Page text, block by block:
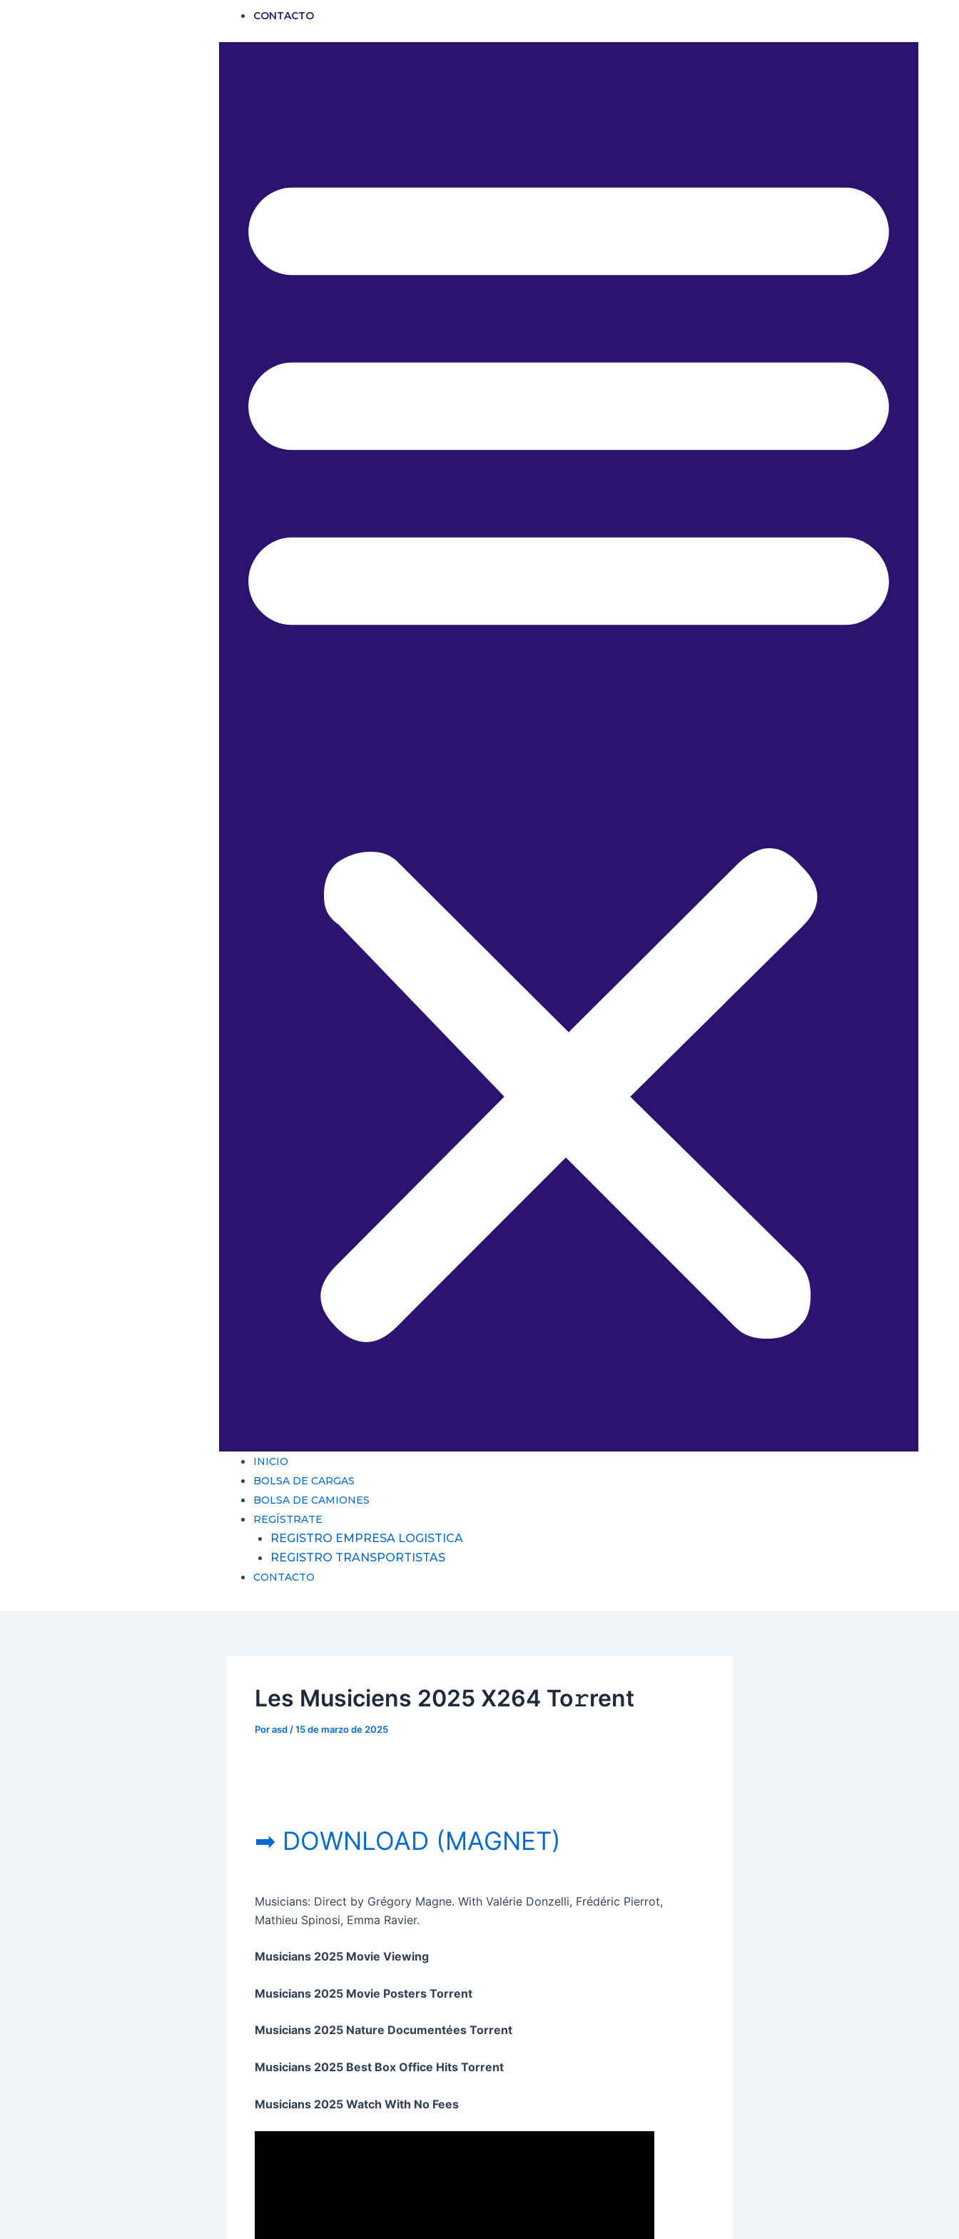
CONTACTO
INICIO
BOLSA DE CARGAS
BOLSA DE CAMIONES
REGÍSTRATE
REGISTRO EMPRESA LOGISTICA
REGISTRO TRANSPORTISTAS
CONTACTO
Les Musiciens 2025 X264 To𝚛rent
Porasd /15 de marzo de 2025
➡ DOWNLOAD (MAGNET)
Musicians: Direct by Grégory Magne. With Valérie Donzelli, Frédéric Pierrot,
Mathieu Spinosi, Emma Ravier.
Musicians 2025 Movie Viewing
Musicians 2025 Movie Posters Torrent
Musicians 2025 Nature Documentées Torrent
Musicians 2025 Best Box Office Hits Torrent
Musicians 2025 Watch With No Fees